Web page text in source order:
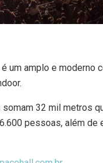
é um amplo e moderno
32 mil metros
pessoas, além de